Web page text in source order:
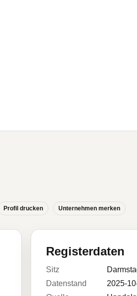
Profil drucken Unternehmen merken
Registerdaten
Sitz
Datenstand
2025-